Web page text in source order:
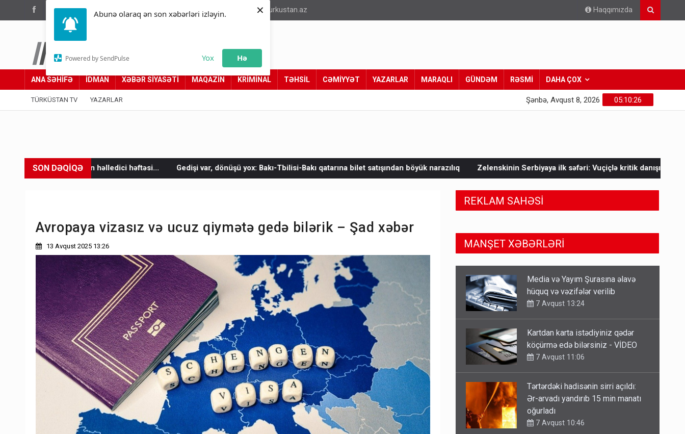
Abunə olaraq ən son xəbərləri izləyin.
Powered by SendPulse Yox Hə
×
(012) 449 94 05 info@turkustan.az Haqqımızda
Türküstan.az
Adımız yolumuzdur
ANA SƏHİFƏ İDMAN XƏBƏR SİYASƏTİ MAQAZİN KRİMİNAL TƏHSİL CƏMİYYƏT YAZARLAR MARAQLI GÜNDƏM RƏSMİ DAHA ÇOX
TÜRKÜSTAN TV YAZARLAR 05:10:28
Şənbə, Avqust 8, 2026
SON DƏQİQƏ
həlledici həftəsi... Gedişi var, dönüşü yox: Bakı-Tbilisi-Bakı qatarına bilet satışından böyük narazılıq Zelenskinin Serbiyaya ilk səfəri: Vuçiçlə kritik danışıqlar Mask Ukraynaya bunu
Avropaya vizasız və ucuz qiymətə gedə bilərik – Şad xəbər
13 Avqust 2025 13:26
REKLAM SAHƏSİ
MANŞET XƏBƏRLƏRİ
Kartdan karta istədiyiniz qədər
köçürmə edə bilərsiniz - VİDEO
7 Avqust 11:06
Tərtərdəki hadisənin sirri açıldı:
Ər-arvadı yandırıb 15 min manatı
oğurladı
Əhaliyə hava ilə bağlı VACİB
XƏBƏRDARLIQ - Saat 11:00-dan…
7 Avqust 09:15